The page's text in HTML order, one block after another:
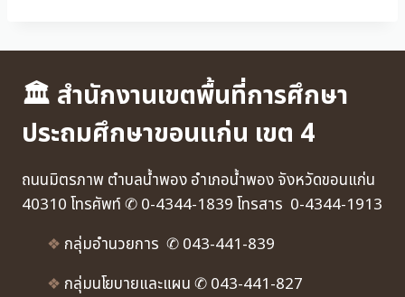
🏛 สำนักงานเขตพื้นที่การศึกษา
ประถมศึกษาขอนแก่น เขต 4
ถนนมิตรภาพ ตำบลน้ำพอง อำเภอน้ำพอง จังหวัดขอนแก่น
40310 โทรศัพท์ ✆ 0-4344-1839 โทรสาร 0-4344-1913
❖ กลุ่มอำนวยการ ✆ 043-441-839
❖ กลุ่มนโยบายและแผน ✆ 043-441-827